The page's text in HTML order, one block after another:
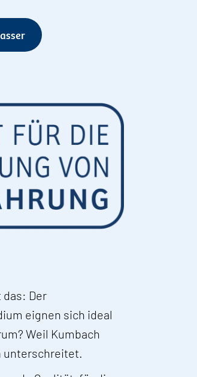
Der
eignen sich ideal
Weil Kumbach
unterschreitet.